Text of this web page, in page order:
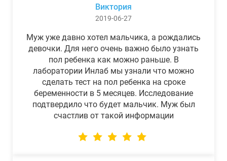
Виктория
2019-06-27
Муж уже давно хотел мальчика, а рождались
девочки. Для него очень важно было узнать
пол ребенка как можно раньше. В
лаборатории Инлаб мы узнали что можно
сделать тест на пол ребенка на сроке
беременности в 5 месяцев. Исследование
подтвердило что будет мальчик. Муж был
счастлив от такой информации